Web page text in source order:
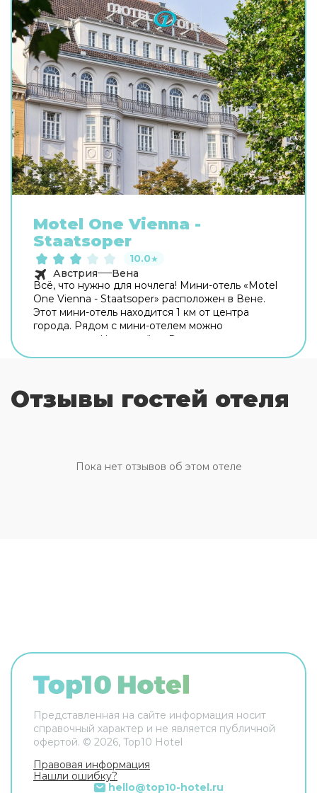
Motel One Vienna -
Staatsoper
10.0★
Австрия
Вена
Всё, что нужно для ночлега! Мини-отель «Motel
One Vienna - Staatsoper» расположен в Вене.
Этот мини-отель находится 1 км от центра
города. Рядом с мини-отелем можно
прогуляться. Неподалёку: Венская
Уточняйте информацию сразу при заезде. В
путешествие можно взять питомца. В мини-
немецком. Чтобы вы могли отдохнуть после
долгого дня, в номере есть душ и телевизор.
Отзывы гостей отеля
Пока нет отзывов об этом отеле
Представленная на сайте информация носит
справочный характер и не является публичной
офертой. © 2026, Top10 Hotel
Правовая информация
Нашли ошибку?
hello@top10-hotel.ru